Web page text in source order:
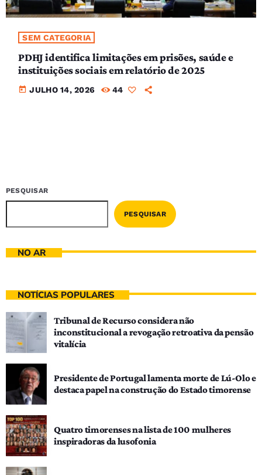
SEM CATEGORIA
PDHJ identifica limitações em prisões, saúde e
instituições sociais em relatório de 2025
today JULHO 14, 2026 44
PESQUISAR
PESQUISAR
NO AR
NOTÍCIAS POPULARES
Tribunal de Recurso considera não
inconstitucional a revogação retroativa da pensão
vitalícia
Presidente de Portugal lamenta morte de Lú-Olo e
destaca papel na construção do Estado timorense
Quatro timorenses na lista de 100 mulheres
inspiradoras da lusofonia